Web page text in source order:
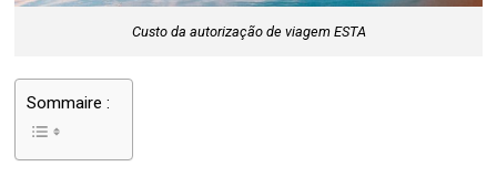
Custo da autorização de viagem ESTA
Sommaire :